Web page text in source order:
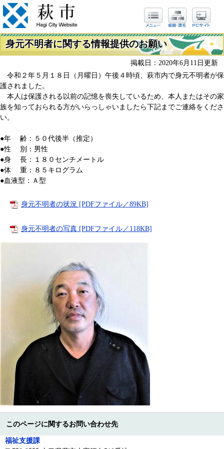
身元不明者に関する情報提供のお願い
掲載日：2020年6月11日更新
令和２年５月１８日（月曜日）午後４時頃、萩市内で身元不明者が保
護されました。
本人は保護される以前の記憶を喪失しているため、本人またはその家
族を知っておられる方がいらっしゃいましたら下記までご連絡をくださ
い。
●年 齢：５０代後半（推定）
●性 別：男性
●身 長：１８０センチメートル
●体 重：８５キログラム
●血液型：Ａ型
身元不明者の状況 [PDFファイル／89KB]
身元不明者の写真 [PDFファイル／118KB]
このページに関するお問い合わせ先
福祉支援課